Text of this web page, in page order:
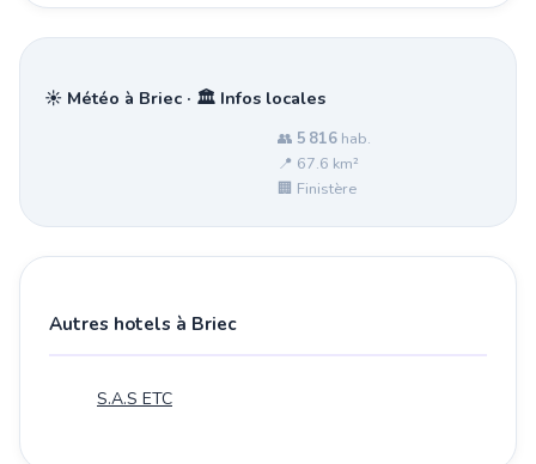
☀️ Météo à Briec · 🏛️ Infos locales
👥 5 816 hab.
📍 67.6 km²
🏢 Finistère
Autres hotels à Briec
S.A.S ETC